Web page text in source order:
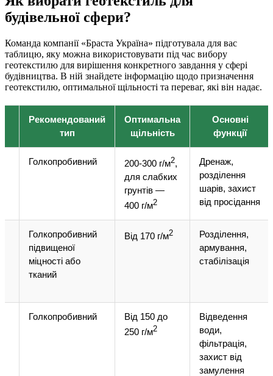
будівельної сфери?
Команда компанії «Браста Україна» підготувала для вас
таблицю, яку можна використовувати під час вибору
геотекстилю для вирішення конкретного завдання у сфері
будівництва. В ній знайдете інформацію щодо призначення
геотекстилю, оптимальної щільності та переваг, які він надає.
Рекомендований
тип
Оптимальна
щільність
Основні
функції
Голкопробивний 200-300 г/м2,
для слабких
грунтів —
400 г/м2
Дренаж,
розділення
шарів, захист
від просідання
Голкопробивний
підвищеної
міцності або
тканий
Від 170 г/м2
Розділення,
армування,
стабілізація
Голкопробивний
Від 150 до
250 г/м2
Відведення
води,
фільтрація,
захист від
замулення